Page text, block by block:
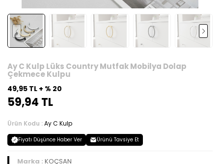
Ay C Kulp Lüks Country Mutfak Mobilya Dolap
Çekmece Kulpu
49,95 TL + % 20
59,94 TL
Ürün Kodu :Ay C Kulp
Fiyatı Düşünce Haber Ver Ürünü Tavsiye Et
Marka : KOÇSAN